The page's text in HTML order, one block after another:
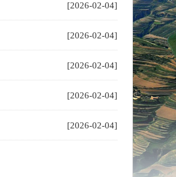
[2026-02-04]
[2026-02-04]
[2026-02-04]
[2026-02-04]
[2026-02-04]